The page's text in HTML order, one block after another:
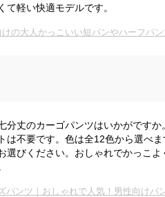
て軽い快適モデルです。
の大人かっこいい短パンやハーフパ
分丈のカーゴパンツはいかがです
は不要です。色は全12色から選べ
選びください。おしゃれでかっこ
パンツ｜おしゃれで人気！男性向けパ